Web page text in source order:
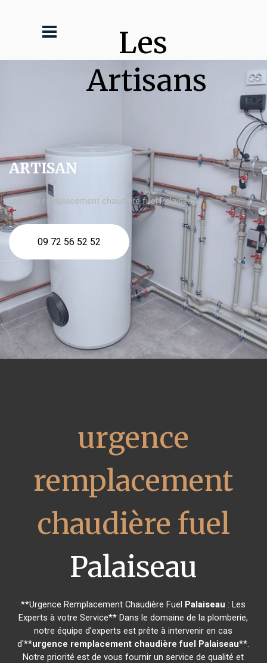
Les
Artisans
ARTISAN
urgence remplacement chaudière fuel Palaiseau
09 72 56 52 52
urgence
remplacement
chaudière fuel
Palaiseau
**Urgence Remplacement Chaudière Fuel Palaiseau : Les
Experts à votre Service** Dans le domaine de la plomberie,
notre équipe d'experts est prête à intervenir en cas
d'**urgence remplacement chaudière fuel Palaiseau**.
Notre priorité est de vous fournir un service de qualité et